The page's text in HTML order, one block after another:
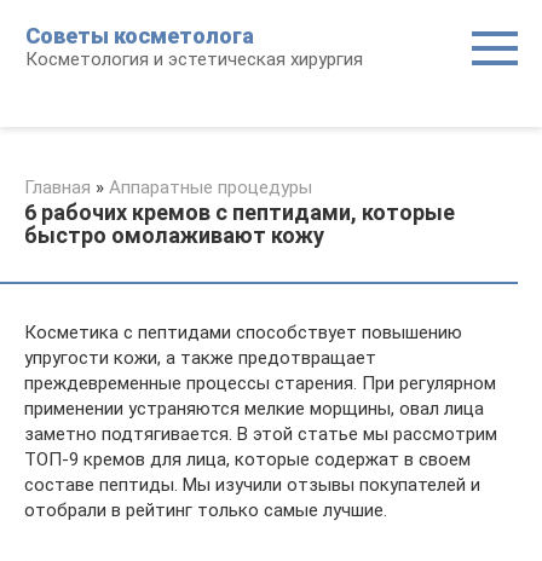
контенту
Советы косметолога
Косметология и эстетическая хирургия
Главная » Аппаратные процедуры
6 рабочих кремов с пептидами, которые
быстро омолаживают кожу
Косметика с пептидами способствует повышению
упругости кожи, а также предотвращает
преждевременные процессы старения. При регулярном
применении устраняются мелкие морщины, овал лица
заметно подтягивается. В этой статье мы рассмотрим
ТОП-9 кремов для лица, которые содержат в своем
составе пептиды. Мы изучили отзывы покупателей и
отобрали в рейтинг только самые лучшие.